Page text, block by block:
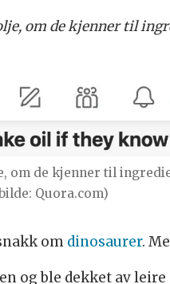
om de kjenner til
de kjenner til
Quora.com)
omdinosaurer.
og ble dekket av